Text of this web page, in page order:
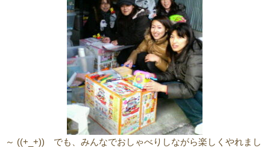
～ ((+_+)) でも、みんなでおしゃべりしながら楽しくやれまし